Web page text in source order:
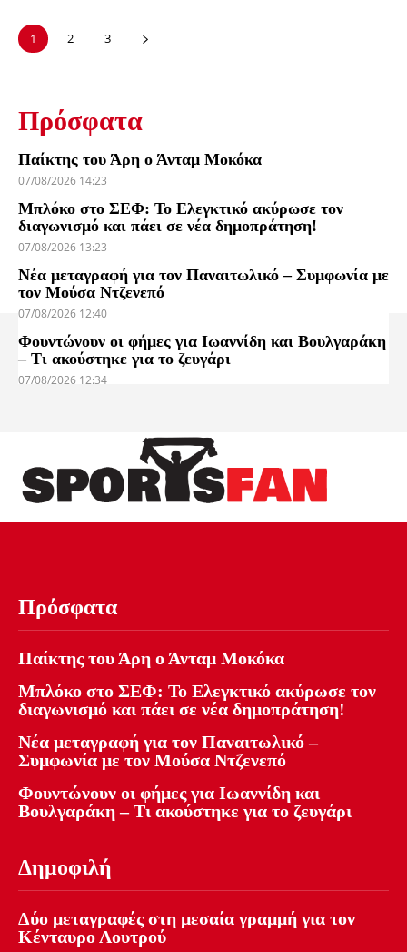
1 2 3
Πρόσφατα
Παίκτης του Άρη ο Άνταμ Μοκόκα
07/08/2026 14:23
Μπλόκο στο ΣΕΦ: Το Ελεγκτικό ακύρωσε τον
διαγωνισμό και πάει σε νέα δημοπράτηση!
07/08/2026 13:23
Νέα μεταγραφή για τον Παναιτωλικό – Συμφωνία με
τον Μούσα Ντζενεπό
07/08/2026 12:40
Φουντώνουν οι φήμες για Ιωαννίδη και Βουλγαράκη
– Τι ακούστηκε για το ζευγάρι
07/08/2026 12:34
Πρόσφατα
Παίκτης του Άρη ο Άνταμ Μοκόκα
Μπλόκο στο ΣΕΦ: Το Ελεγκτικό ακύρωσε τον
διαγωνισμό και πάει σε νέα δημοπράτηση!
Νέα μεταγραφή για τον Παναιτωλικό –
Συμφωνία με τον Μούσα Ντζενεπό
Φουντώνουν οι φήμες για Ιωαννίδη και
Βουλγαράκη – Τι ακούστηκε για το ζευγάρι
Δημοφιλή
Δύο μεταγραφές στη μεσαία γραμμή για τον
Κένταυρο Λουτρού